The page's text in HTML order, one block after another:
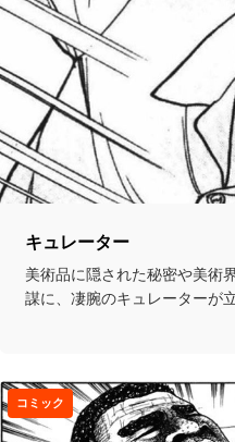
キュレーター
美術品に隠された秘密や美術
謀に、凄腕のキュレーターが
コミック